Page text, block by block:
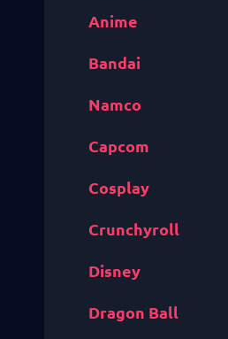
Anime
Bandai
Namco
Capcom
Cosplay
Crunchyroll
Disney
Dragon Ball